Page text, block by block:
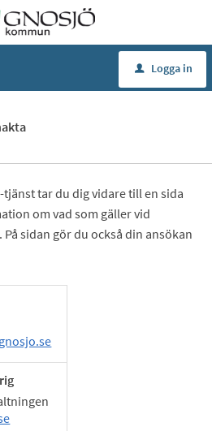
u Logga in
tar du dig vidare till en sida
om vad som gäller vid
sidan gör du också din ansökan